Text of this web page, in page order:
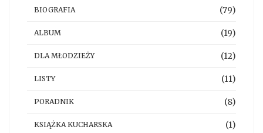
BIOGRAFIA (79)
ALBUM (19)
DLA MŁODZIEŻY (12)
LISTY (11)
PORADNIK (8)
KSIĄŻKA KUCHARSKA (1)